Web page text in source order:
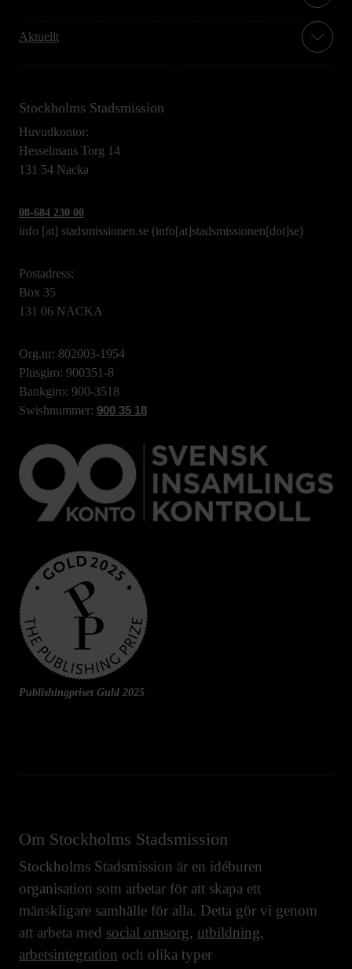
Aktuellt
Stockholms Stadsmission
Huvudkontor:
Hesselmans Torg 14
131 54 Nacka
08-684 230 00
info [at] stadsmissionen.se (info[at]stadsmissionen[dot]se)
Postadress:
Box 35
131 06 NACKA
Org.nr: 802003-1954
Plusgiro: 900351-8
Bankgiro: 900-3518
Swishnummer: 900 35 18
Publishingpriset Guld 2025
Om Stockholms Stadsmission
Stockholms Stadsmission är en idéburen
organisation som arbetar för att skapa ett
mänskligare samhälle för alla. Detta gör vi genom
att arbeta med social omsorg, utbildning,
arbetsintegration och olika typer